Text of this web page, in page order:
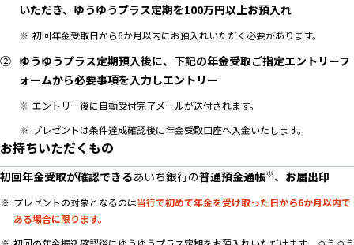
いただき、ゆうゆうプラス定期を100万円以上お預入れ
初回年金受取日から6か月以内にお預入れいただく必要があります。
ゆうゆうプラス定期預入後に、下記の年金受取ご指定エントリーフ
ォームから必要事項を入力しエントリー
エントリー後に自動受付完了メールが送付されます。
プレゼントは条件達成確認後に年金受取口座へ入金いたします。
お持ちいただくもの
初回年金受取が確認できるあいち銀行の普通預金通帳※、 お届出印
プレゼントの対象となるのは当行で初めて年金を受け取った日から6か月以内で
ある場合に限ります。